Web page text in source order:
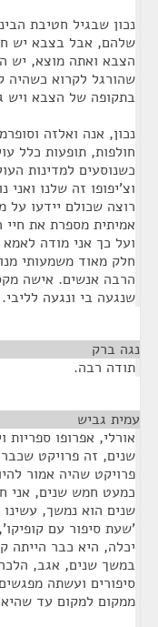
נכון שבגיל חטיבת
שלהם, אבל בצבא יש
הצבא ואתה מוצא, יש
שהורגל לקרוא כשהיה
בתקופה של הצבא ויש
נכון, אנה ואלזה
חולפות, תופעות כלל
כשנוסעים למדינות
וצ'יפופו זה שלנו
רוצה שכולם יידעו על
אמיתית מספרת את
ועל כך אני מודה
חלק מאוד משמעותי
הרבה אנשים. אישה
שנגעה בי ונגעה
נגה ברק
תודה רבה.
עמית גביש
אורלי, אפרופו ספריות
שנים, זה פרויקט
פרויקט שהיה אמור
שנים הוא נמשך,
'שעת סיפור עם
יכלה, היא כבר הייתה
במשך שנים, אגב,
סיפורים ועשתה
ממקום למקום עד